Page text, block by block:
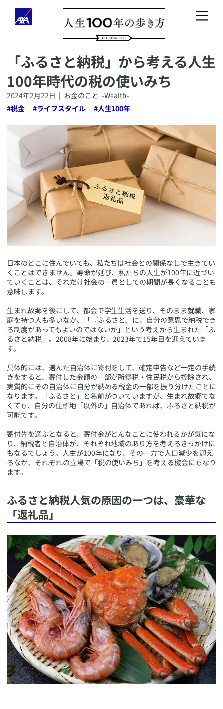
「人生100年の歩き方」とは
健康のこと -Health-
お金のこと-Wealth -
会社経営のこと Business
​「ふるさと納税」から考える人生
100年時代の税の使いみち
2024年2月22日 | お金のこと -Wealth-
#税金 #ライフスタイル #人生100年
​日本のどこに住んでいても、私たちは社会との関係なしで生きてい
くことはできません。寿命が延び、私たちの人生が100年に近づい
ていくことは、それだけ社会の一員としての期間が長くなることも
意味します。
生まれ故郷を後にして、都会で学生生活を送り、そのまま就職、家
庭を持つ人も多いなか、「『ふるさと』に、自分の意思で納税でき
る制度があってもよいのではないか」という考えから生まれた「ふ
るさと納税」。2008年に始まり、2023年で15年目を迎えていま
す。
具体的には、選んだ自治体に寄付をして、確定申告など一定の手続
きをすると、寄付した金額の一部が所得税・住民税から控除され、
実質的にその自治体に自分が納める税金の一部を振り分けたことに
なります。「ふるさと」と名前がついていますが、生まれ故郷でな
くても、自分の住所地「以外の」自治体であれば、ふるさと納税が
可能です。
寄付先を選ぶとなると、寄付金がどんなことに使われるかが気にな
り、納税者と自治体が、それぞれ地域のあり方を考えるきっかけに
もなるでしょう。人生が100年になり、その一方で人口減少を迎え
るなか、それぞれの立場で「税の使いみち」を考える機会にもなり
ます。
​ふるさと納税人気の原因の一つは、豪華な
「返礼品」